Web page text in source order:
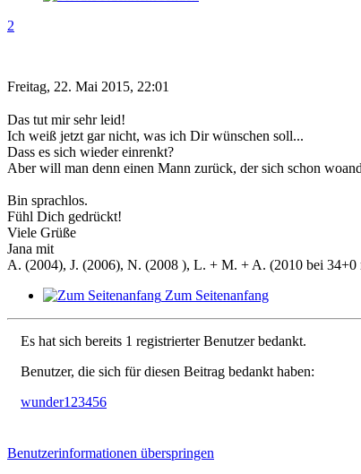
2
Freitag, 22. Mai 2015, 22:01
Das tut mir sehr leid!
Ich weiß jetzt gar nicht, was ich Dir wünschen soll...
Dass es sich wieder einrenkt?
Aber will man denn einen Mann zurück, der sich schon
Bin sprachlos.
Fühl Dich gedrückt!
Viele Grüße
Jana mit
A. (2004), J. (2006), N. (2008 ), L. + M. + A. (2010 bei 34+0
Zum Seitenanfang
Es hat sich bereits 1 registrierter Benutzer bedankt.
Benutzer, die sich für diesen Beitrag bedankt haben:
wunder123456
Benutzerinformationen überspringen